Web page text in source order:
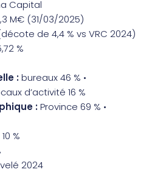
Capital
M€ (31/03/2025)
de 4,4 % vs VRC 2024)
%
:bureaux 46 % •
d’activité 16 %
:Province 69 % •
10 %
2024